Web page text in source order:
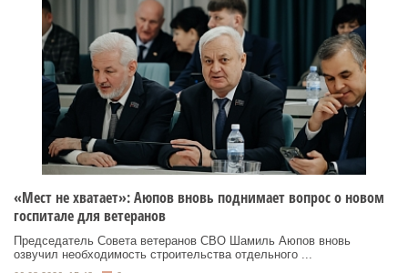
«Мест не хватает»: Аюпов вновь поднимает вопрос о новом
госпитале для ветеранов
Председатель Совета ветеранов СВО Шамиль Аюпов вновь
озвучил необходимость строительства отдельного ...